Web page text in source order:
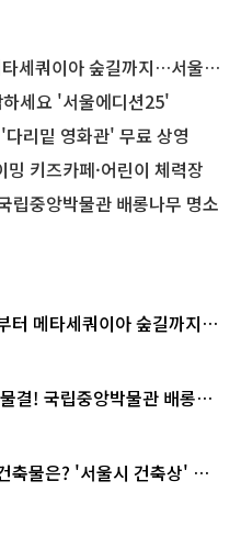
아 숲길까지…서울둘레길 15코스
세요 '서울에디션25'
리밑 영화관' 무료 상영
키즈카페·어린이 체력장
립중앙박물관 배롱나무 명소
터 메타세쿼이아 숲길까지…
결! 국립중앙박물관 배롱나
축물은? '서울시 건축상' 수